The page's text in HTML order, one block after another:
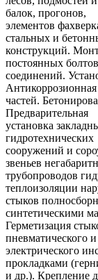
балок, прогонов,
элементов
стальных и
конструкций.
постоянных
соединений.
частей.
Предварительная
установка
гидротехнических
сооружений и
звеньев
трубопроводов
теплоизоляции
стыков
синтетическими
Герметизация
пневматического и
электрического
прокладками
и др.). Крепление